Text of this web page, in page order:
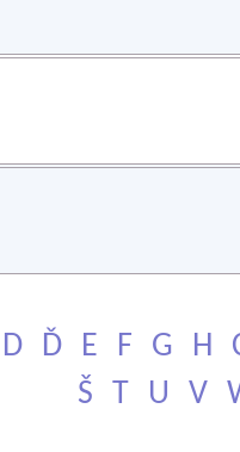
D Ď E F G H
Š
T U V